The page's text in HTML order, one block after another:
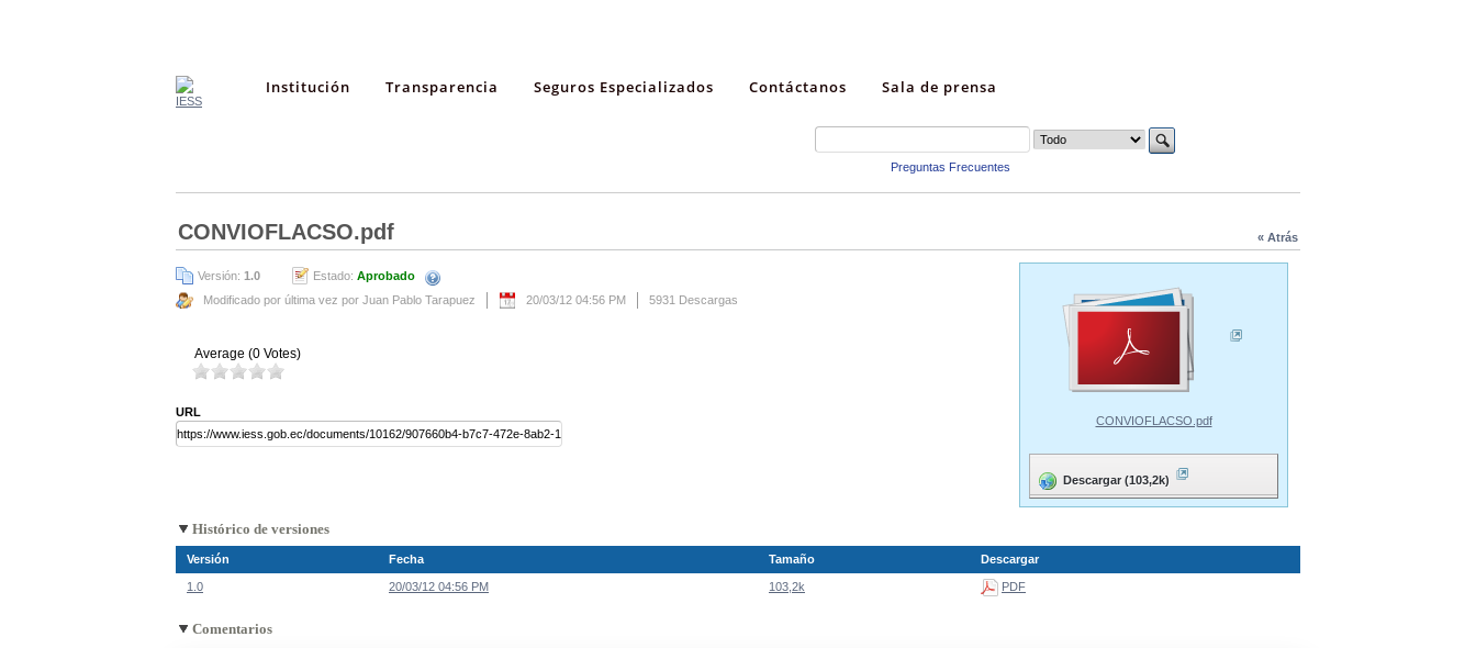
Institución Transparencia Seguros Especializados Contáctanos Sala de prensa
Preguntas Frecuentes
« Atrás
CONVIOFLACSO.pdf
Versión: 1.0 Estado: Aprobado
Modificado por última vez por Juan Pablo Tarapuez
20/03/12 04:56 PM 5931 Descargas
Average (0 Votes)
URL
CONVIOFLACSO.pdf
Descargar (103,2k)
Histórico de versiones
Versión Fecha Tamaño Descargar
1.0 20/03/12 04:56 PM 103,2k PDF
Comentarios